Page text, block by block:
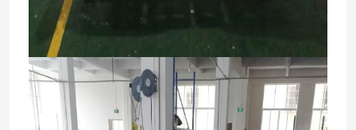
घर
उत्पादों
हमारे बारे में